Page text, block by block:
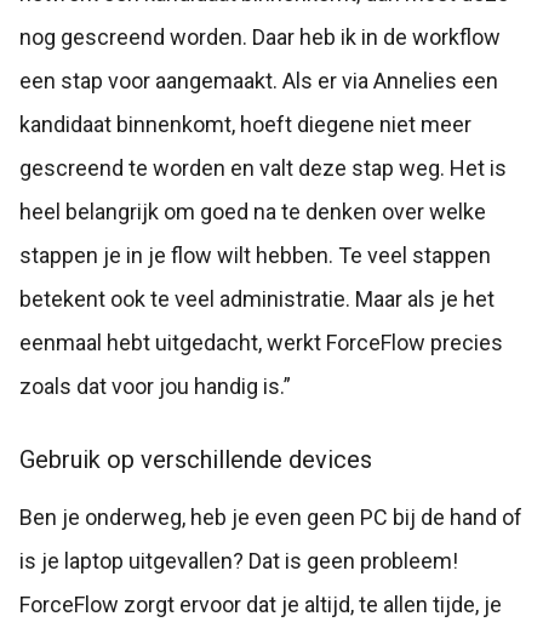
nog gescreend worden. Daar heb ik in de workflow
een stap voor aangemaakt. Als er via Annelies een
kandidaat binnenkomt, hoeft diegene niet meer
gescreend te worden en valt deze stap weg. Het is
heel belangrijk om goed na te denken over welke
stappen je in je flow wilt hebben. Te veel stappen
betekent ook te veel administratie. Maar als je het
eenmaal hebt uitgedacht, werkt ForceFlow precies
zoals dat voor jou handig is.”
Gebruik op verschillende devices
Ben je onderweg, heb je even geen PC bij de hand of
is je laptop uitgevallen? Dat is geen probleem!
ForceFlow zorgt ervoor dat je altijd, te allen tijde, je